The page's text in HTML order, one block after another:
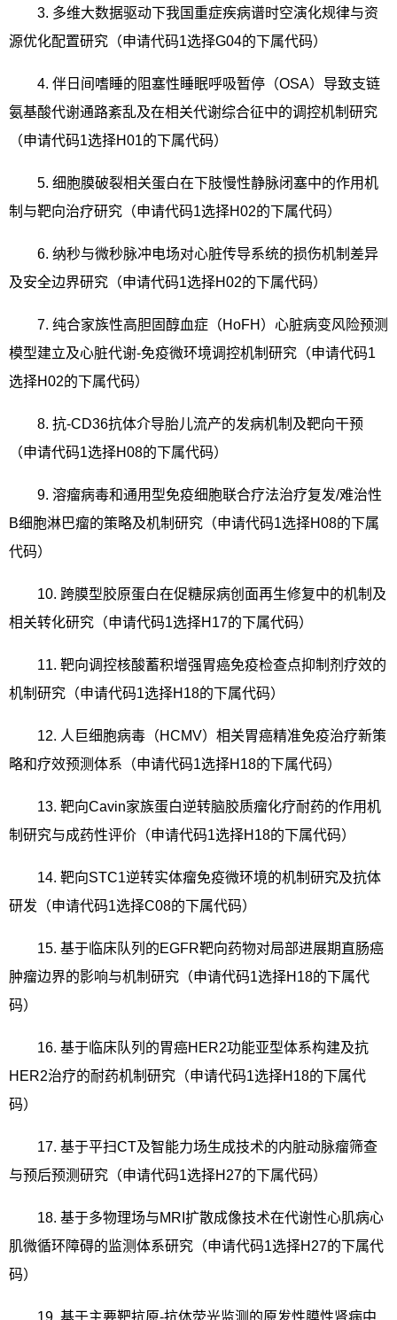
3. 多维大数据驱动下我国重症疾病谱时空演化规律与资
源优化配置研究（申请代码1选择G04的下属代码）
4. 伴日间嗜睡的阻塞性睡眠呼吸暂停（OSA）导致支链
氨基酸代谢通路紊乱及在相关代谢综合征中的调控机制研究
（申请代码1选择H01的下属代码）
5. 细胞膜破裂相关蛋白在下肢慢性静脉闭塞中的作用机
制与靶向治疗研究（申请代码1选择H02的下属代码）
6. 纳秒与微秒脉冲电场对心脏传导系统的损伤机制差异
及安全边界研究（申请代码1选择H02的下属代码）
7. 纯合家族性高胆固醇血症（HoFH ）心脏病变风险预测
模型建立及心脏代谢-免疫微环境调控机制研究（申请代码1
选择H02的下属代码）
8. 抗-CD36抗体介导胎儿流产的发病机制及靶向干预
（申请代码1选择H08的下属代码）
9. 溶瘤病毒和通用型免疫细胞联合疗法治疗复发/难治性
B细胞淋巴瘤的策略及机制研究（申请代码1选择H08的下属
代码）
10. 跨膜型胶原蛋白在促糖尿病创面再生修复中的机制及
相关转化研究（申请代码1选择H17的下属代码）
11. 靶向调控核酸蓄积增强胃癌免疫检查点抑制剂疗效的
机制研究（申请代码1选择H18的下属代码）
12. 人巨细胞病毒（HCMV）相关胃癌精准免疫治疗新策
略和疗效预测体系（申请代码1选择H18的下属代码）
13. 靶向Cavin家族蛋白逆转脑胶质瘤化疗耐药的作用机
制研究与成药性评价（申请代码1选择H18的下属代码）
14. 靶向STC1逆转实体瘤免疫微环境的机制研究及抗体
研发（申请代码1选择C08的下属代码）
15. 基于临床队列的EGFR靶向药物对局部进展期直肠癌
肿瘤边界的影响与机制研究（申请代码1选择H18的下属代
码）
16. 基于临床队列的胃癌HER2功能亚型体系构建及抗
HER2治疗的耐药机制研究（申请代码1选择H18的下属代
码）
17. 基于平扫CT及智能力场生成技术的内脏动脉瘤筛查
与预后预测研究（申请代码1选择H27的下属代码）
18. 基于多物理场与MRI 扩散成像技术在代谢性心肌病心
肌微循环障碍的监测体系研究（申请代码1选择H27的下属代
码）
19. 基于主要靶抗原-抗体荧光监测的原发性膜性肾病中